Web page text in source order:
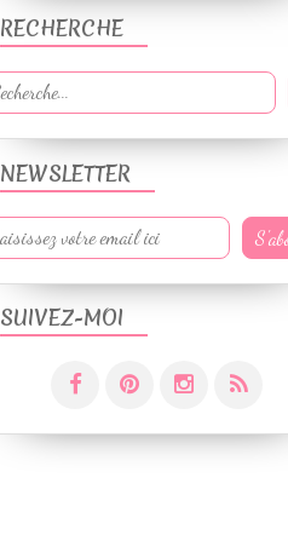
NEWSLETTER
SUIVEZ-MOI
RECHERCHE